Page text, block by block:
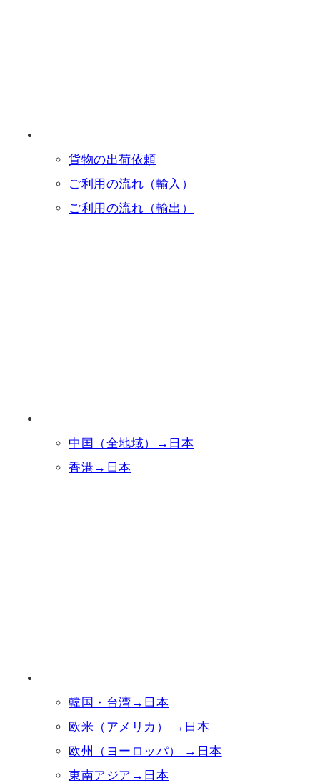
貨物の出荷依頼
ご利用の流れ（輸入）
ご利用の流れ（輸出）
中国（全地域）→日本
香港→日本
韓国・台湾→日本
欧米（アメリカ） →日本
欧州（ヨーロッパ） →日本
東南アジア→日本